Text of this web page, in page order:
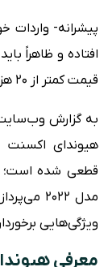
قیمت و زمان حضورپیشرانه-
افتاده و ظاهراً
قیمت کمتر از ۲۰ هزار دلار به بازار ایران باشیم.
به گزارش
قطعی شده است؛
مدل
ویژگی‌هایی
معرفی هیوندای